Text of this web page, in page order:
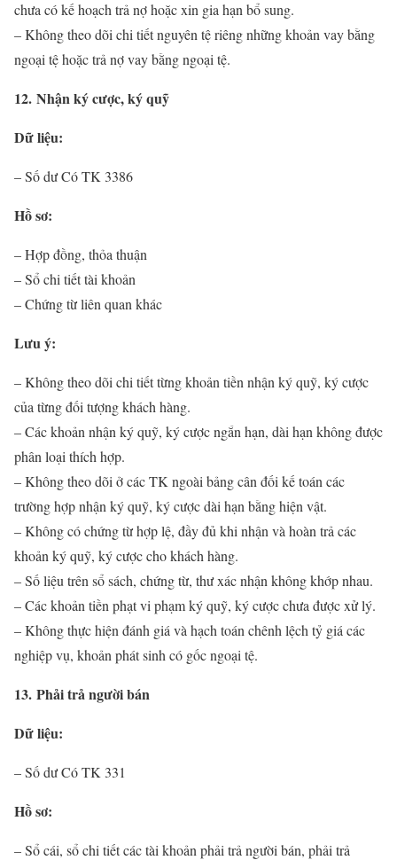
chưa có kế hoạch trả nợ hoặc xin gia hạn bổ sung.
– Không theo dõi chi tiết nguyên tệ riêng những khoản vay bằng
ngoại tệ hoặc trả nợ vay bằng ngoại tệ.
12. Nhận ký cược, ký quỹ
Dữ liệu:
– Số dư Có TK 3386
Hồ sơ:
– Hợp đồng, thỏa thuận
– Sổ chi tiết tài khoản
– Chứng từ liên quan khác
Lưu ý:
– Không theo dõi chi tiết từng khoản tiền nhận ký quỹ, ký cược
của từng đối tượng khách hàng.
– Các khoản nhận ký quỹ, ký cược ngắn hạn, dài hạn không được
phân loại thích hợp.
– Không theo dõi ở các TK ngoài bảng cân đối kế toán các
trường hợp nhận ký quỹ, ký cược dài hạn bằng hiện vật.
– Không có chứng từ hợp lệ, đầy đủ khi nhận và hoàn trả các
khoản ký quỹ, ký cược cho khách hàng.
– Số liệu trên sổ sách, chứng từ, thư xác nhận không khớp nhau.
– Các khoản tiền phạt vi phạm ký quỹ, ký cược chưa được xử lý.
– Không thực hiện đánh giá và hạch toán chênh lệch tỷ giá các
nghiệp vụ, khoản phát sinh có gốc ngoại tệ.
13. Phải trả người bán
Dữ liệu:
– Số dư Có TK 331
Hồ sơ:
– Sổ cái, sổ chi tiết các tài khoản phải trả người bán, phải trả